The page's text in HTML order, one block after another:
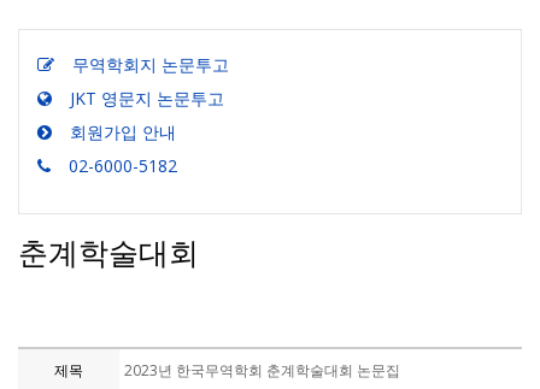
무역학회지 논문투고
JKT 영문지 논문투고
회원가입 안내
02-6000-5182
춘계학술대회
제목 2023년 한국무역학회 춘계학술대회 논문집